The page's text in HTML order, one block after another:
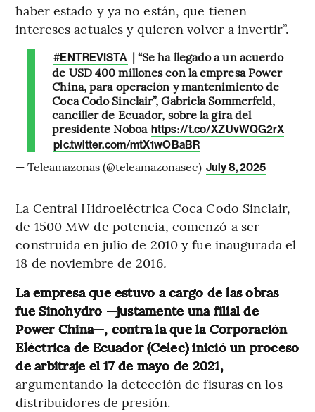
haber estado y ya no están, que tienen
intereses actuales y quieren volver a invertir”.
#ENTREVISTA | “Se ha llegado a un acuerdo
de USD 400 millones con la empresa Power
China, para operación y mantenimiento de
Coca Codo Sinclair”, Gabriela Sommerfeld,
canciller de Ecuador, sobre la gira del
presidente Noboa https://t.co/XZUvWQG2rX
pic.twitter.com/mtX1wOBaBR
— Teleamazonas (@teleamazonasec) July 8, 2025
La Central Hidroeléctrica Coca Codo Sinclair,
de 1500 MW de potencia, comenzó a ser
construida en julio de 2010 y fue inaugurada el
18 de noviembre de 2016.
La empresa que estuvo a cargo de las obras
fue Sinohydro —justamente una filial de
Power China—, contra la que la Corporación
Eléctrica de Ecuador (Celec) inició un proceso
de arbitraje el 17 de mayo de 2021,
argumentando la detección de fisuras en los
distribuidores de presión.